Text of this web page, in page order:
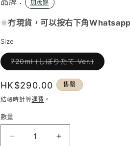
加茂錦
冇現貨，可以按右下角
Size
720ml (しぼりたて Ver.)
子
已
售
供
定
價
HK$290.00 售罄
結帳時計算運費 。
數量